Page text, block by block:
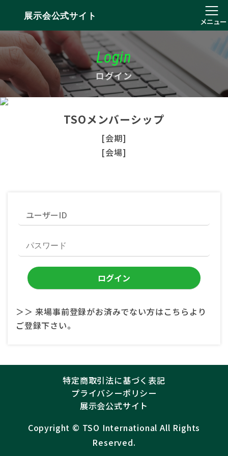
展示会公式サイト
メニュー
Login
ログイン
TSOメンバーシップ
[会期]
[会場]
＞＞ 来場事前登録がお済みでない方はこちらより
ご登録下さい。
特定商取引法に基づく表記
プライバシーポリシー
展示会公式サイト
Copyright ©︎ TSO International All Rights
Reserved.